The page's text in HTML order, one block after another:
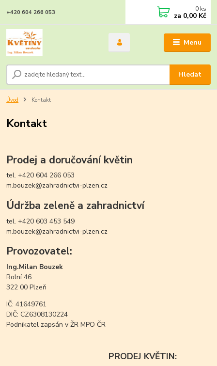
Menu
Hledat
+420 604 266 053 0 ks
za 0,00 Kč
Úvod Kontakt
Kontakt
Prodej a doručování květin
tel. +420 604 266 053
m.bouzek@zahradnictvi-plzen.cz
Údržba zeleně a zahradnictví
tel. +420 603 453 549
m.bouzek@zahradnictvi-plzen.cz
Provozovatel:
Ing.Milan Bouzek
Rolní 46
322 00 Plzeň
IČ: 41649761
DIČ: CZ6308130224
Podnikatel zapsán v ŽR MPO ČR
PRODEJ KVĚTIN: